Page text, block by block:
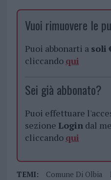
Vuoi rimuovere le
Puoi abbonarti a soli
cliccando qui
Sei già abbonato?
Puoi effettuare
sezione Logindal
cliccando qui
TEMI: Comune Di Olbia